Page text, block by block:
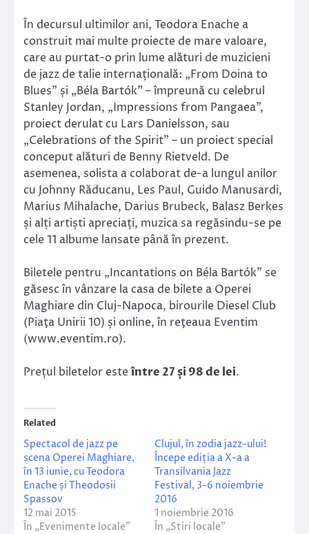
În decursul ultimilor ani, Teodora Enache a
construit mai multe proiecte de mare valoare,
care au purtat-o prin lume alături de muzicieni
de jazz de talie internațională: „From Doina to
Blues” și „Béla Bartók” – împreună cu celebrul
Stanley Jordan, „Impressions from Pangaea”,
proiect derulat cu Lars Danielsson, sau
„Celebrations of the Spirit” – un proiect special
conceput alături de Benny Rietveld. De
asemenea, solista a colaborat de-a lungul anilor
cu Johnny Răducanu, Les Paul, Guido Manusardi,
Marius Mihalache, Darius Brubeck, Balasz Berkes
și alți artiști apreciați, muzica sa regăsindu-se pe
cele 11 albume lansate până în prezent.
Biletele pentru „Incantations on Béla Bartók” se
găsesc în vânzare la casa de bilete a Operei
Maghiare din Cluj-Napoca, birourile Diesel Club
(Piaţa Unirii 10) și online, în reţeaua Eventim
(www.eventim.ro).
Prețul biletelor esteîntre 27 și 98 de lei.
Related
Spectacol de jazz pe
scena Operei Maghiare,
în 13 iunie, cu Teodora
Enache și Theodosii
Spassov
12 mai 2015
În „Evenimente locale”
Clujul, în zodia jazz-ului!
Începe ediția a X-a a
Transilvania Jazz
Festival, 3-6 noiembrie
2016
1 noiembrie 2016
În „Stiri locale”